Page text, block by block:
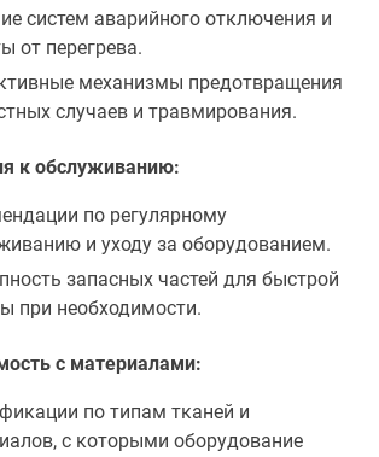
систем аварийного отключения и
от перегрева.
механизмы предотвращения
случаев и травмирования.
к обслуживанию:
по регулярному
и уходу за оборудованием.
запасных частей для быстрой
при необходимости.
с материалами:
по типам тканей и
с которыми оборудование